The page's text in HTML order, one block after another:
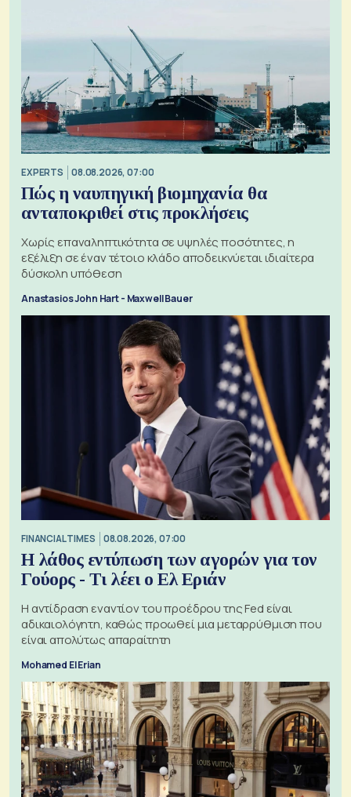
EXPERTS 08.08.2026, 07:00
Πώς η ναυπηγική βιομηχανία θα
ανταποκριθεί στις προκλήσεις
Χωρίς επαναληπτικότητα σε υψηλές ποσότητες, η
εξέλιξη σε έναν τέτοιο κλάδο αποδεικνύεται ιδιαίτερα
δύσκολη υπόθεση
Anastasios John Hart - Maxwell Bauer
FINANCIAL TIMES 08.08.2026, 07:00
Η λάθος εντύπωση των αγορών για τον
Γούορς - Τι λέει ο Ελ Εριάν
Η αντίδραση εναντίον του προέδρου της Fed είναι
αδικαιολόγητη, καθώς προωθεί μια μεταρρύθμιση που
είναι απολύτως απαραίτητη
Mohamed El Erian